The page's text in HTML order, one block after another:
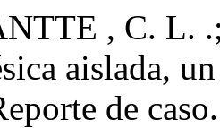
, C.
aislada,
de